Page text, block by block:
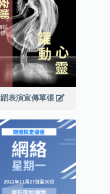
表演宣傳單張